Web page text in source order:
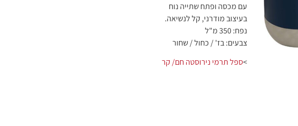
עם מכסה ופתח שתייה נוח
בעיצוב מודרני, קל לנשיאה.
נפח: 350 מ"ל
צבעים: בז' / כחול / שחור
>ספל תרמי נירוסטה חם/ קר